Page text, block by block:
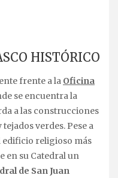
HISTÓRICO
frente a la Oficina
se encuentra la
a las construcciones
verdes. Pese a
edificio religioso más
en su Catedral un
de San Juan